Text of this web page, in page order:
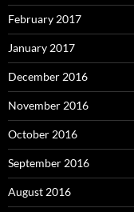
February 2017
January 2017
December 2016
November 2016
October 2016
September 2016
August 2016